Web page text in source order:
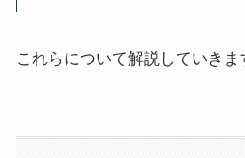
これらについて解説していきま